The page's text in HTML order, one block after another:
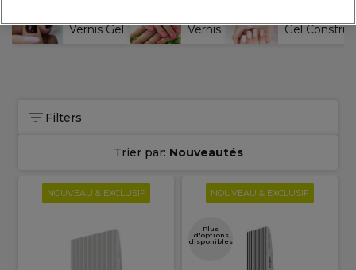
Vernis Gel Vernis Gel
Filters
Trier par: Nouveautés
NOUVEAU & EXCLUSIF NOUVEAU & EXCLUSIF
Plus
d'options
disponibles